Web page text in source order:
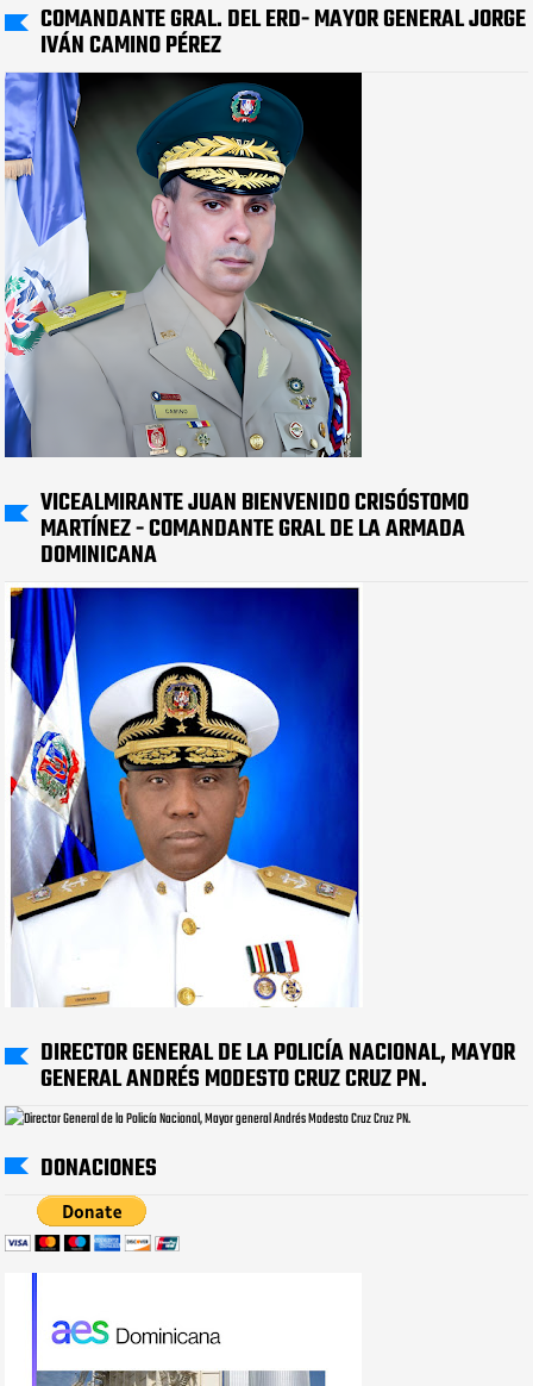
COMANDANTE GRAL. DEL ERD- MAYOR GENERAL JORGE
IVÁN CAMINO PÉREZ
VICEALMIRANTE JUAN BIENVENIDO CRISÓSTOMO
MARTÍNEZ - COMANDANTE GRAL DE LA ARMADA
DOMINICANA
DIRECTOR GENERAL DE LA POLICÍA NACIONAL, MAYOR
GENERAL ANDRÉS MODESTO CRUZ CRUZ PN.
DONACIONES